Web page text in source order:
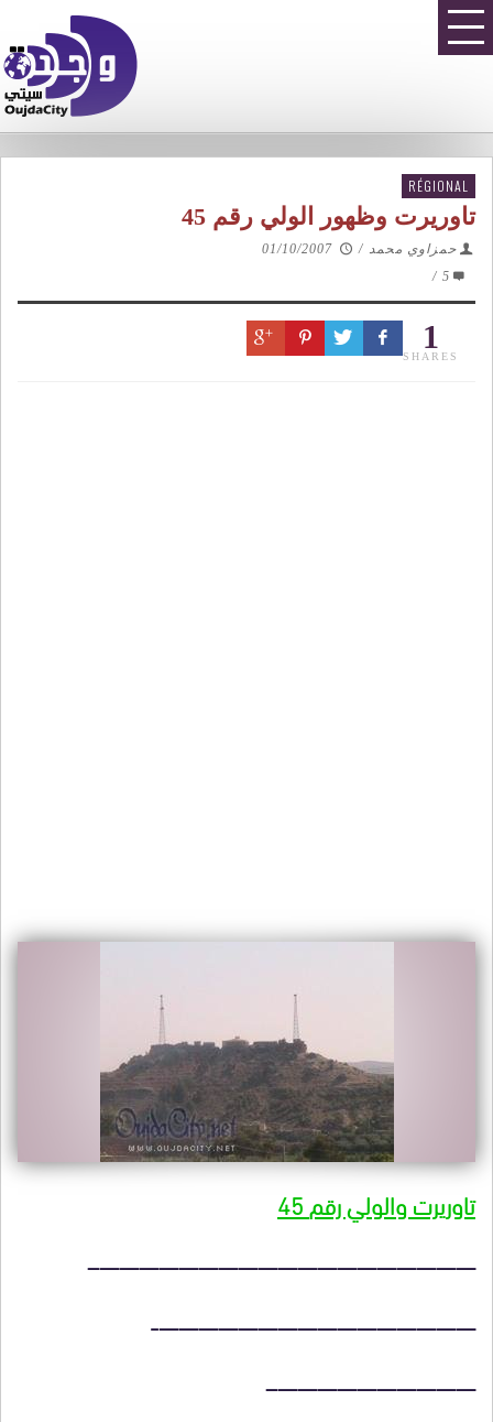
RÉGIONAL
تاوريرت وظهور الولي رقم 45
حمزاوي محمد /
01/10/2007
5
/
1
SHARES
تاوريرت والولي رقم 45
———————————————————–
————————————————-
——————————–